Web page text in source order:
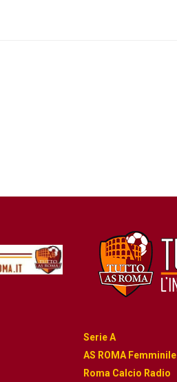
Serie A
AS ROMA Femminile
Roma Calcio Radio